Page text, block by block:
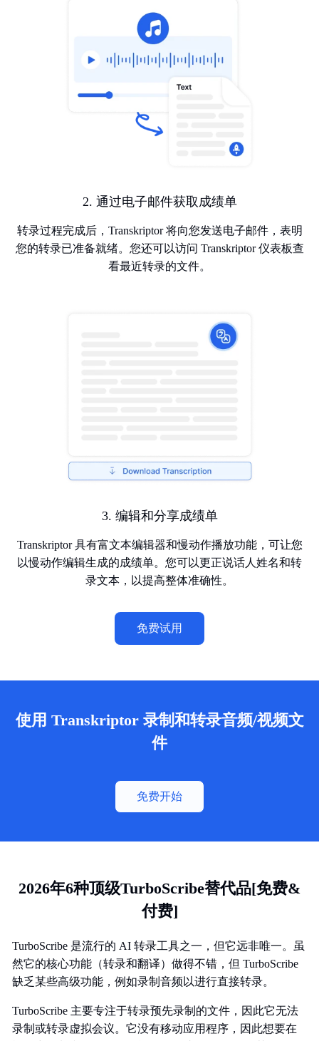
2. 通过电子邮件获取成绩单
转录过程完成后，Transkriptor 将向您发送电子邮件，表明
您的转录已准备就绪。您还可以访问 Transkriptor 仪表板查
看最近转录的文件。
3. 编辑和分享成绩单
Transkriptor 具有富文本编辑器和慢动作播放功能，可让您
以慢动作编辑生成的成绩单。您可以更正说话人姓名和转
录文本，以提高整体准确性。
免费试用
使用 Transkriptor 录制和转录音频/视频文
件
免费开始
2026年6种顶级TurboScribe替代品[免费&
付费]
TurboScribe 是流行的 AI 转录工具之一，但它远非唯一。虽
然它的核心功能（转录和翻译）做得不错，但 TurboScribe
缺乏某些高级功能，例如录制音频以进行直接转录。
TurboScribe 主要专注于转录预先录制的文件，因此它无法
录制或转录虚拟会议。它没有移动应用程序，因此想要在